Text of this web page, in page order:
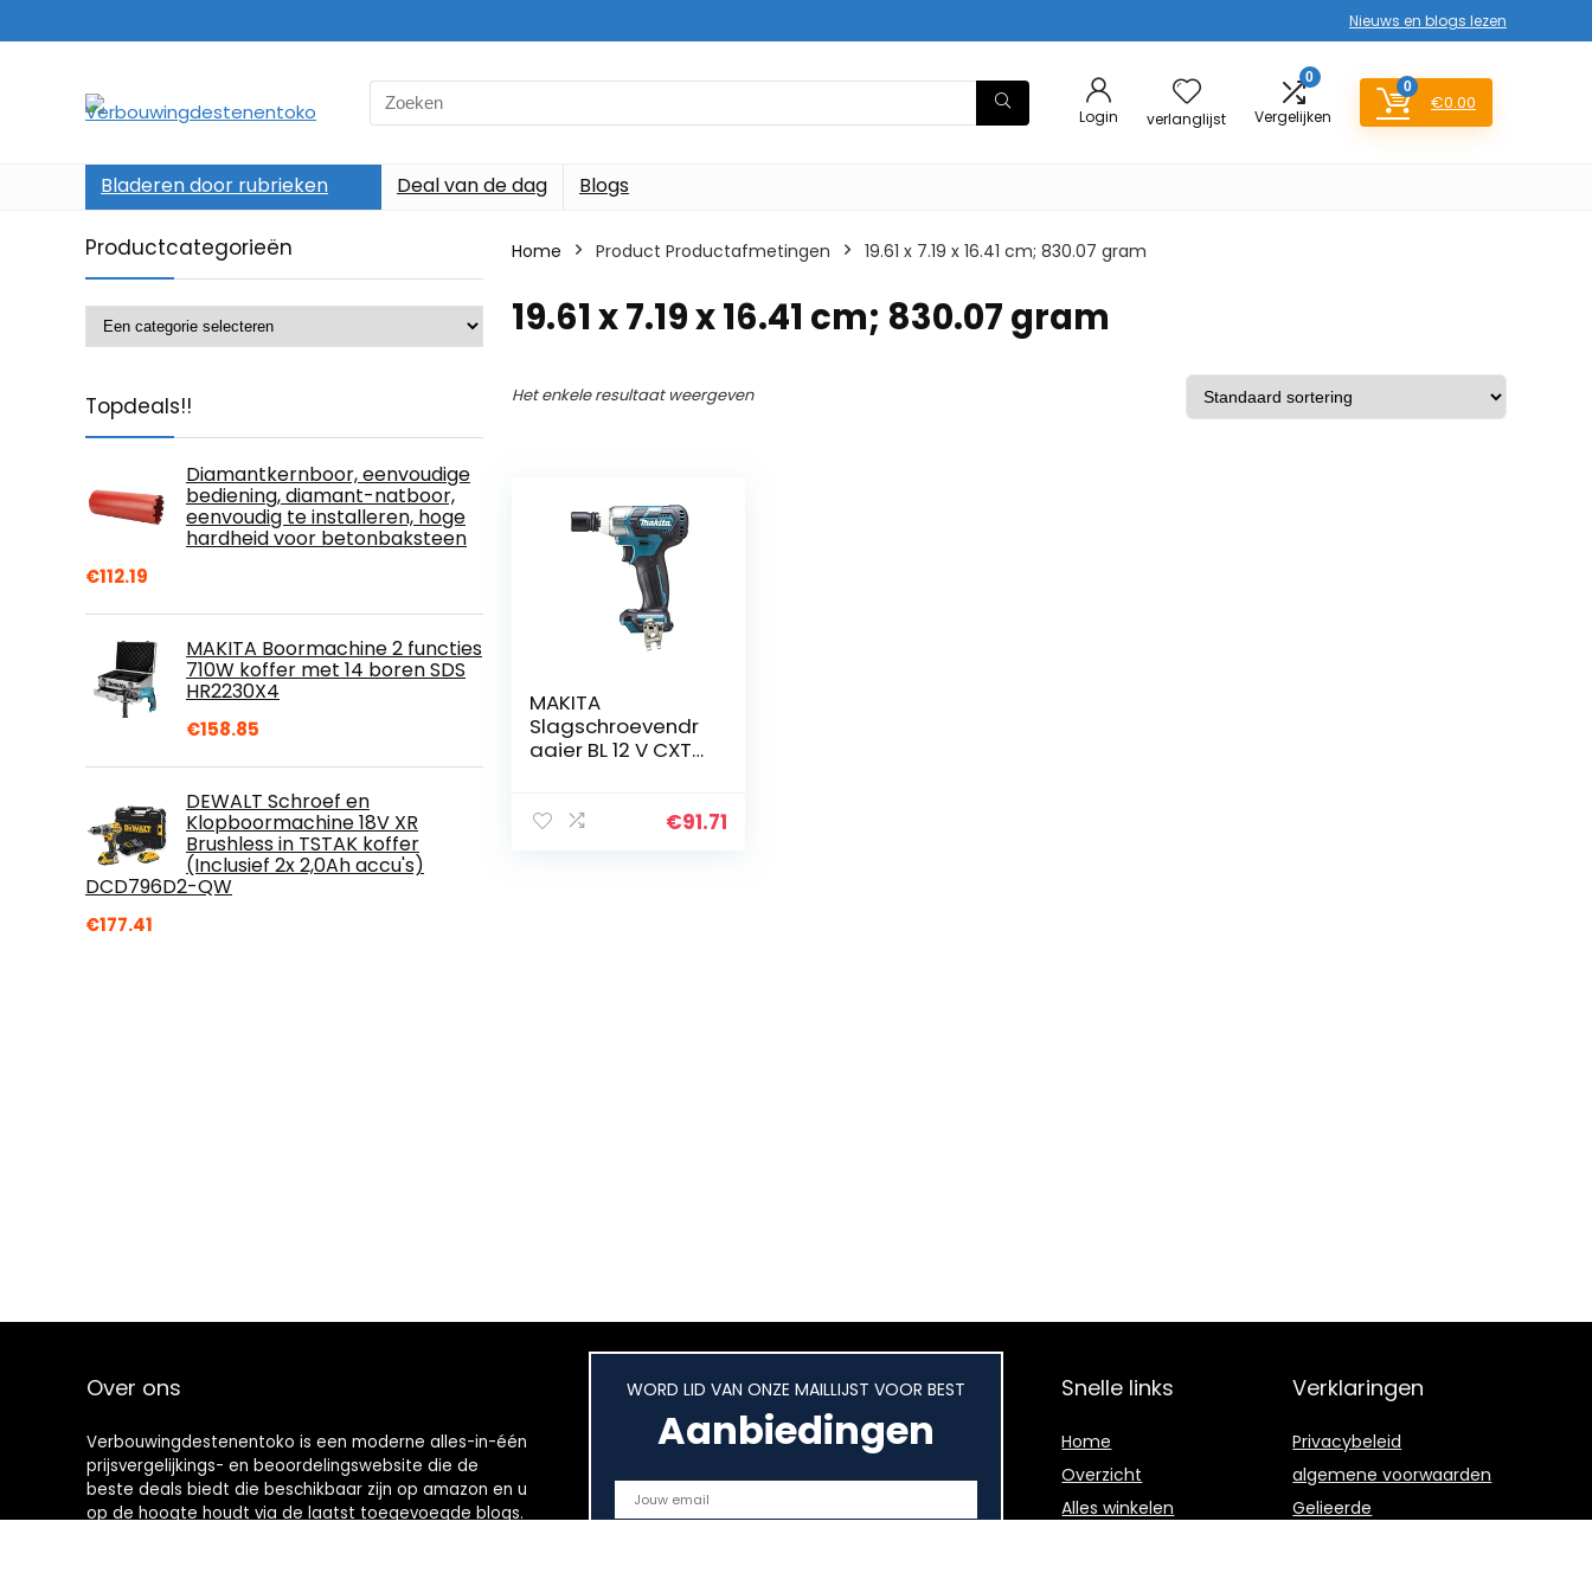
Nieuws en blogs lezen
Search
for:
Login verlanglijst
0
Vergelijken
0
€0.00
Bladeren door rubrieken Deal van de dag Blogs
Productcategorieën
Topdeals!!
Diamantkernboor, eenvoudige
bediening, diamant-natboor,
eenvoudig te installeren, hoge
hardheid voor betonbaksteen
€112.19
MAKITA Boormachine 2 functies
710W koffer met 14 boren SDS
HR2230X4
€158.85
DEWALT Schroef en
Klopboormachine 18V XR
Brushless in TSTAK koffer
(Inclusief 2x 2,0Ah accu's)
DCD796D2-QW
€177.41
Home Product Productafmetingen ‎19.61 x 7.19 x 16.41 cm; 830.07 gram
‎19.61 x 7.19 x 16.41 cm; 830.07 gram
Het enkele resultaat weergeven
MAKITA
Slagschroevendr
aaier BL 12 V CXT
€91.71
Over ons
Verbouwingdestenentoko is een moderne alles-in-één
prijsvergelijkings- en beoordelingswebsite die de
beste deals biedt die beschikbaar zijn op amazon en u
op de hoogte houdt via de laatst toegevoegde blogs.
WORD LID VAN ONZE MAILLIJST VOOR BEST
Aanbiedingen
Snelle links
Home
Overzicht
Alles winkelen
Verklaringen
Privacybeleid
algemene voorwaarden
Gelieerde